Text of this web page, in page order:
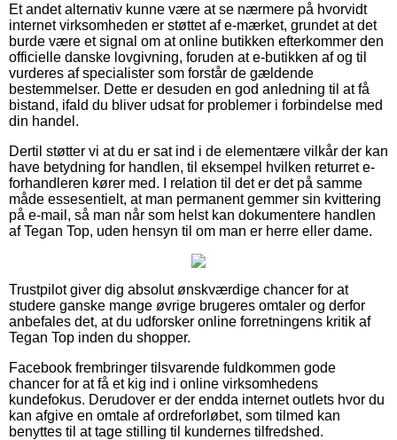
Et andet alternativ kunne være at se nærmere på hvorvidt
internet virksomheden er støttet af e-mærket, grundet at det
burde være et signal om at online butikken efterkommer den
officielle danske lovgivning, foruden at e-butikken af og til
vurderes af specialister som forstår de gældende
bestemmelser. Dette er desuden en god anledning til at få
bistand, ifald du bliver udsat for problemer i forbindelse med
din handel.
Dertil støtter vi at du er sat ind i de elementære vilkår der kan
have betydning for handlen, til eksempel hvilken returret e-
forhandleren kører med. I relation til det er det på samme
måde essesentielt, at man permanent gemmer sin kvittering
på e-mail, så man når som helst kan dokumentere handlen
af Tegan Top, uden hensyn til om man er herre eller dame.
Trustpilot giver dig absolut ønskværdige chancer for at
studere ganske mange øvrige brugeres omtaler og derfor
anbefales det, at du udforsker online forretningens kritik af
Tegan Top inden du shopper.
Facebook frembringer tilsvarende fuldkommen gode
chancer for at få et kig ind i online virksomhedens
kundefokus. Derudover er der endda internet outlets hvor du
kan afgive en omtale af ordreforløbet, som tilmed kan
benyttes til at tage stilling til kundernes tilfredshed.